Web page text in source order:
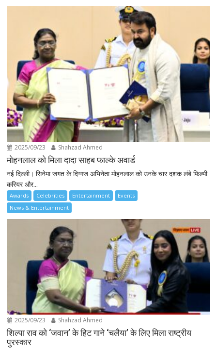
2025/09/23 Shahzad Ahmed
मोहनलाल को मिला दादा साहब फाल्के अवार्ड
नई दिल्ली। सिनेमा जगत के दिग्गज अभिनेता मोहनलाल को उनके चार दशक लंबे फिल्मी
करियर और...
Awards Celebrities Entertainment
Events
News & Entertainment
2025/09/23 Shahzad Ahmed
शिल्पा राव को ‘जवान’ के हिट गाने ‘चलैया’ के लिए मिला राष्ट्रीय
पुरस्कार